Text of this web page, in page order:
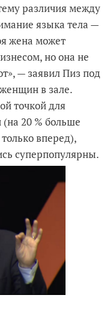
различия между
языка тела —
жена может
но она не
— заявил Пиз под
в зале.
точкой для
20 % больше
вперед),
суперпопулярны.